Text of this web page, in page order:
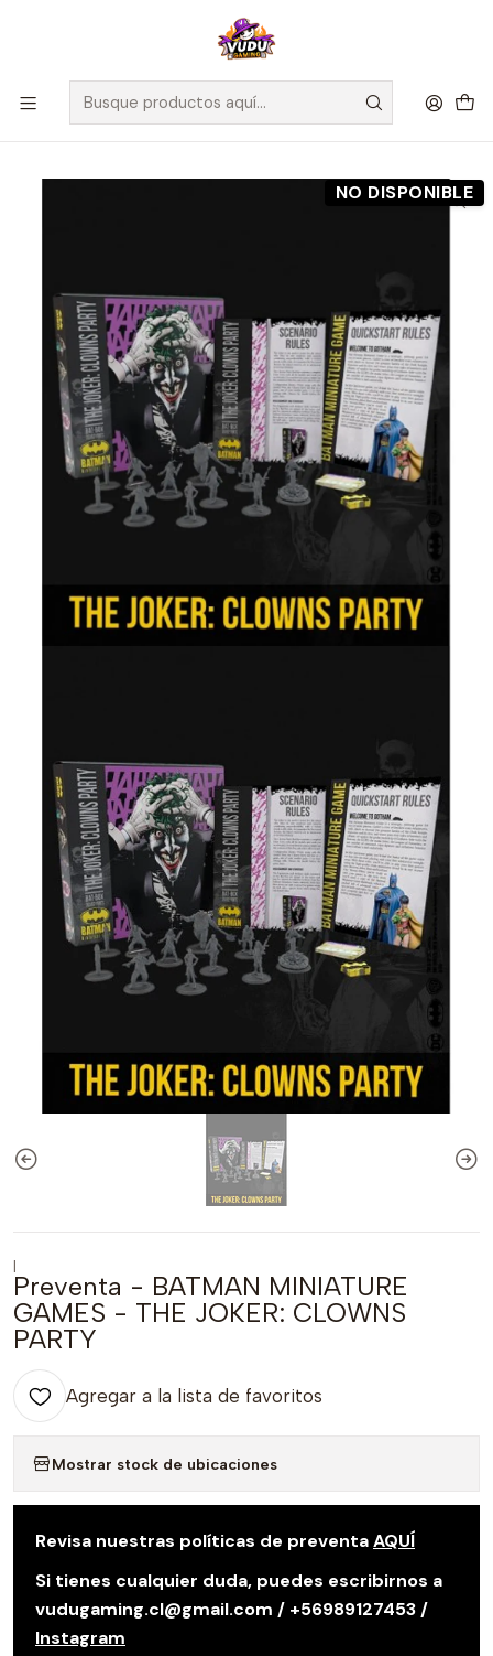
🚀 ¡Despachamos a todo Chile! Envío GRATIS a Regiones sobre
$100.000 y a RM sobre $35.000
Inicio Preventas Knight Models
Preventa - BATMAN MINIATURE GAMES - THE JOKER: CLOWNS
PARTY
NO DISPONIBLE
|
Preventa - BATMAN MINIATURE
GAMES - THE JOKER: CLOWNS
PARTY
Agregar a la lista de favoritos
Mostrar stock de ubicaciones
Revisa nuestras políticas de preventaAQUÍ
Si tienes cualquier duda, puedes escribirnos a
vudugaming.cl@gmail.com / +56989127453 /
Instagram